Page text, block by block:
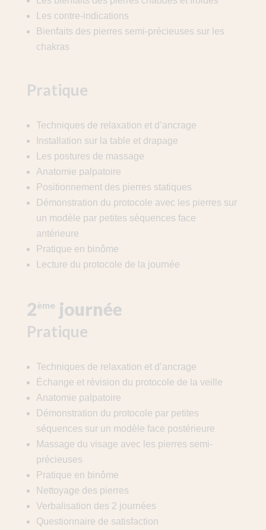
Les contre-indications
Bienfaits des pierres semi-précieuses sur les
chakras
Pratique
Techniques de relaxation et d’ancrage
Installation sur la table et drapage
Les postures de massage
Anatomie palpatoire
Positionnement des pierres statiques
Démonstration du protocole avec les pierres sur
un modèle par petites séquences face
antérieure
Pratique en binôme
Lecture du protocole de la journée
2ème journée
Pratique
Techniques de relaxation et d’ancrage
Échange et révision du protocole de la veille
Anatomie palpatoire
Démonstration du protocole par petites
séquences sur un modèle face postérieure
Massage du visage avec les pierres semi-
précieuses
Pratique en binôme
Nettoyage des pierres
Verbalisation des 2 journées
Questionnaire de satisfaction